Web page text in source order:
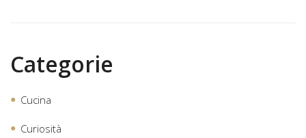
Categorie
Cucina
Curiosità